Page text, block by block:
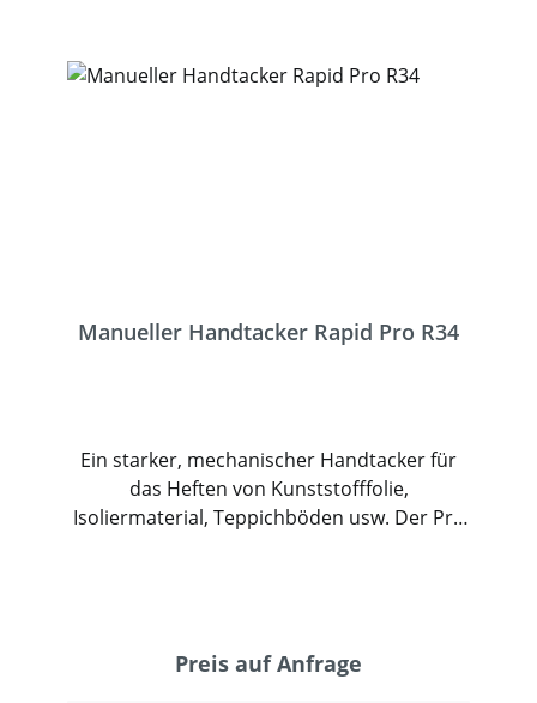
professionellen und gehobenen privaten
Manueller Handtacker Rapid Pro R34
Ein starker, mechanischer Handtacker für
das Heften von Kunststofffolie,
Isoliermaterial, Teppichböden usw. Der Pro
den professionellen Einsatz geeignet und
Preis auf Anfrage